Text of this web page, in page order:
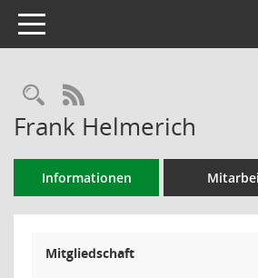
Toggle navigation
Rechercheauswahl
RSS-Feed
Frank Helmerich
Informationen
Mitgliedschaft